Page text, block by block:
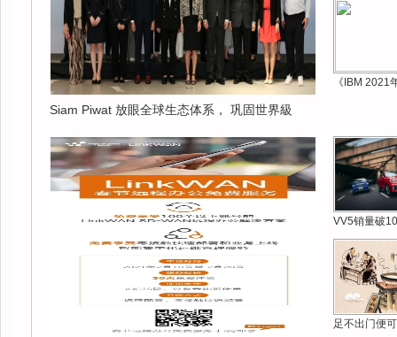
Siam Piwat 放眼全球生态体系， 巩固世界級
《IBM 2021
VV5销量破
足不出门便